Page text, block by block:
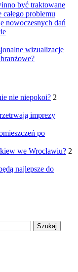
być traktowane
problemu
nowoczesnych dań
wizualizacje
nie niepokoi? 2
imprezy
po
we Wrocławiu? 2
najlepsze do